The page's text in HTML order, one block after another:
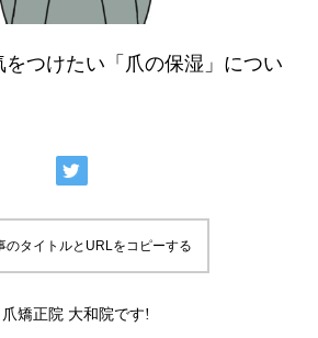
つけたい「爪の保湿」につい
のタイトルとURLをコピーする
矯正院 大和院です!